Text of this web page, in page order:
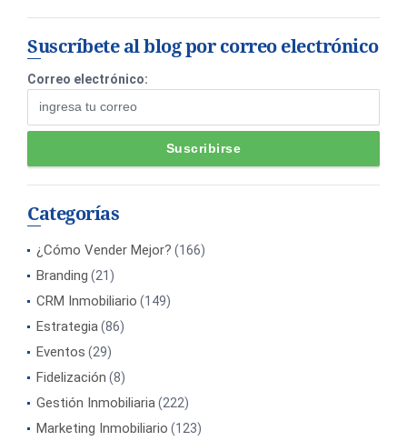
Suscríbete al blog por correo electrónico
Correo electrónico:
Categorías
¿Cómo Vender Mejor? (166)
Branding (21)
CRM Inmobiliario (149)
Estrategia(86)
Eventos (29)
Fidelización (8)
Gestión Inmobiliaria(222)
Marketing Inmobiliario (123)